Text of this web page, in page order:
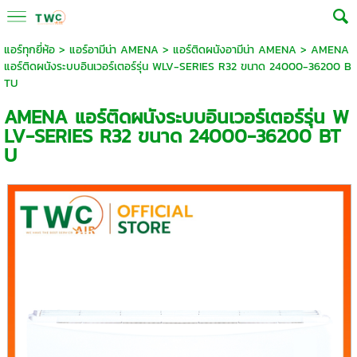
แอร์ทุกยี่ห้อ> แอร์อามีน่า AMENA > แอร์ติดผนังอามีน่า AMENA > AMENA
แอร์ติดผนังระบบอินเวอร์เตอร์รุ่น WLV-SERIES R32 ขนาด 24000-36200 B
TU
AMENA แอร์ติดผนังระบบอินเวอร์เตอร์รุ่น W
LV-SERIES R32 ขนาด 24000-36200 BT
U